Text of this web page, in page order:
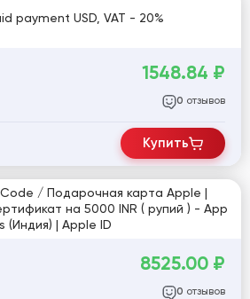
payment USD, VAT - 20%
1548.84 ₽
0 отзывов
Купить
/ Подарочная карта Apple |
на 5000 INR ( рупий ) - App
(Индия) | Apple ID
8525.00 ₽
0 отзывов